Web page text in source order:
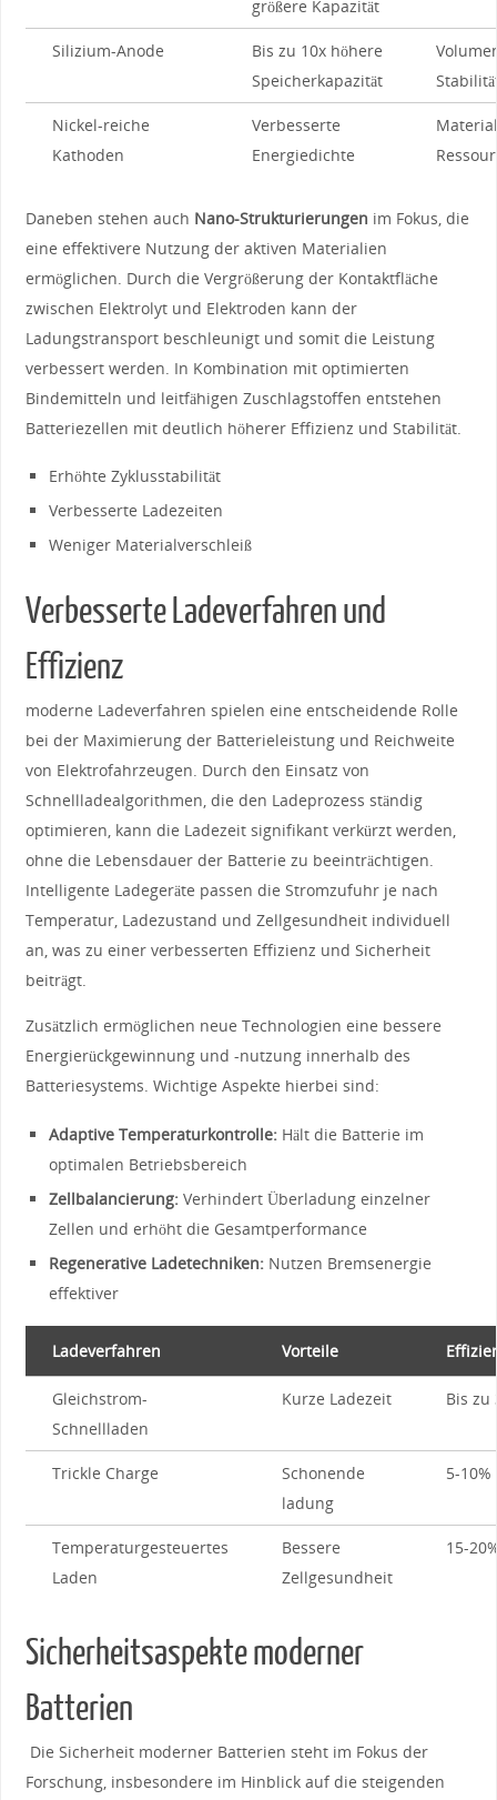
größere Kapazität
Silizium-Anode
Bis ⁣zu‌ 10x höhere
⁢Speicherkapazität
Nickel-reiche
Kathoden
Verbesserte
Energiedichte
Daneben stehen auch Nano-Strukturierungen im Fokus, die⁤
eine ⁢effektivere ​Nutzung ⁤der aktiven Materialien
ermöglichen. Durch die ‌Vergrößerung⁤ der Kontaktfläche
zwischen Elektrolyt und Elektroden ⁤kann der
Ladungstransport⁤ beschleunigt und somit die Leistung
‍verbessert werden. In Kombination​ mit optimierten‌
Bindemitteln und leitfähigen Zuschlagstoffen entstehen
⁢Batteriezellen ‍mit deutlich höherer Effizienz und Stabilität.
Erhöhte Zyklusstabilität
Verbesserte ‍Ladezeiten
Weniger Materialverschleiß
Verbesserte Ladeverfahren ⁣und
Effizienz
moderne Ladeverfahren spielen‍ eine entscheidende Rolle
bei der Maximierung der Batterieleistung und​ Reichweite
von Elektrofahrzeugen. Durch den Einsatz ⁢von
Schnellladealgorithmen, ⁣die ‌den Ladeprozess‍ ständig
optimieren,‍ kann⁤ die Ladezeit signifikant verkürzt werden,⁣
ohne die ⁣Lebensdauer der⁣ Batterie zu beeinträchtigen.
Intelligente Ladegeräte passen die Stromzufuhr je nach‌
Temperatur, Ladezustand und Zellgesundheit individuell
an, was zu⁣ einer ​verbesserten Effizienz und Sicherheit
beiträgt.
Zusätzlich ermöglichen ‌neue Technologien eine bessere
Energierückgewinnung und -nutzung innerhalb des
Batteriesystems. Wichtige Aspekte hierbei sind:
Adaptive Temperaturkontrolle: ‍Hält die Batterie im
optimalen Betriebsbereich
Zellbalancierung: Verhindert Überladung einzelner⁢
Zellen und erhöht die Gesamtperformance
Regenerative Ladetechniken: Nutzen Bremsenergie
effektiver
Ladeverfahren Vorteile
Gleichstrom-
Schnellladen
Kurze‌ Ladezeit Bis zu
Trickle‍ Charge
Schonende
ladung
5-10%
Temperaturgesteuertes
​Laden
Bessere
Zellgesundheit
15-
Sicherheitsaspekte ⁢moderner‍
Batterien
⁣ Die Sicherheit moderner​ Batterien steht im Fokus der
Forschung, insbesondere ‍im ⁢Hinblick​ auf die steigenden⁤